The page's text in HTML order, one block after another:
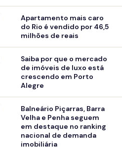
Apartamento mais caro
do Rio é vendido por 46,5
milhões de reais
Saiba por que o mercado
de imóveis de luxo está
crescendo em Porto
Alegre
Balneário Piçarras, Barra
Velha e Penha seguem
em destaque no ranking
nacional de demanda
imobiliária